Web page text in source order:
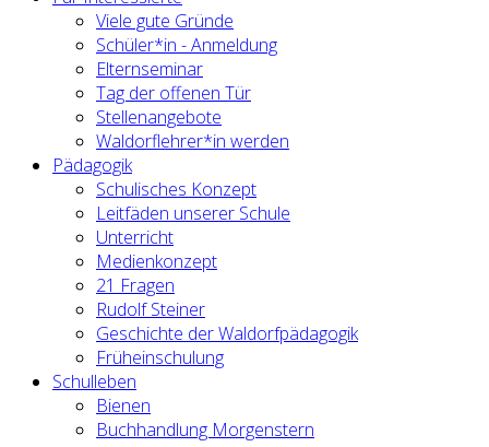
Viele gute Gründe
Schüler*in - Anmeldung
Elternseminar
Tag der offenen Tür
Stellenangebote
Waldorflehrer*in werden
Pädagogik
Schulisches Konzept
Leitfäden unserer Schule
Unterricht
Medienkonzept
21 Fragen
Rudolf Steiner
Geschichte der Waldorfpädagogik
Früheinschulung
Schulleben
Bienen
Buchhandlung Morgenstern